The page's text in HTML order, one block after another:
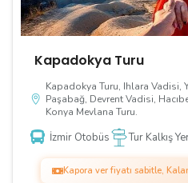
Kapadokya Turu
Kapadokya Turu, Ihlara Vadisi,
Paşabağ, Devrent Vadisi,
Konya Mevlana Turu.
İzmir Otobüs Tur Kalkış
Kapora ver fiyatı sabitle,